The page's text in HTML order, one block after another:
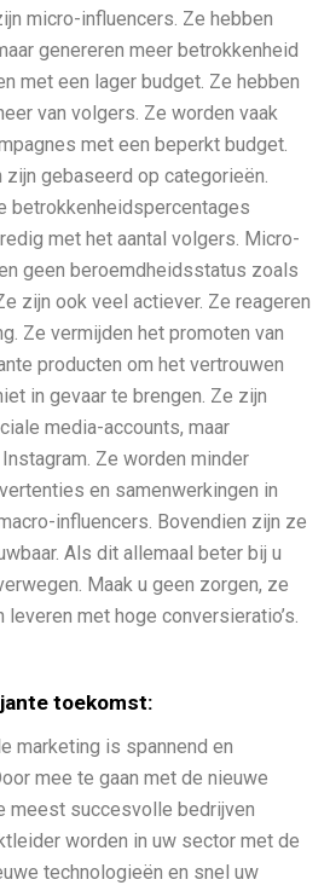
micro-influencers. Ze hebben
genereren meer betrokkenheid
met een lager budget. Ze hebben
van volgers. Ze worden vaak
met een beperkt budget.
zijn gebaseerd op categorieën.
betrokkenheidspercentages
met het aantal volgers. Micro-
geen beroemdheidsstatus zoals
zijn ook veel actiever. Ze reageren
Ze vermijden het promoten van
producten om het vertrouwen
in gevaar te brengen. Ze zijn
media-accounts, maar
Ze worden minder
en samenwerkingen in
influencers. Bovendien zijn ze
Als dit allemaal beter bij u
Maak u geen zorgen, ze
leveren met hoge conversieratio’s.
toekomst:
marketing is spannend en
mee te gaan met de nieuwe
meest succesvolle bedrijven
worden in uw sector met de
technologieën en snel uw